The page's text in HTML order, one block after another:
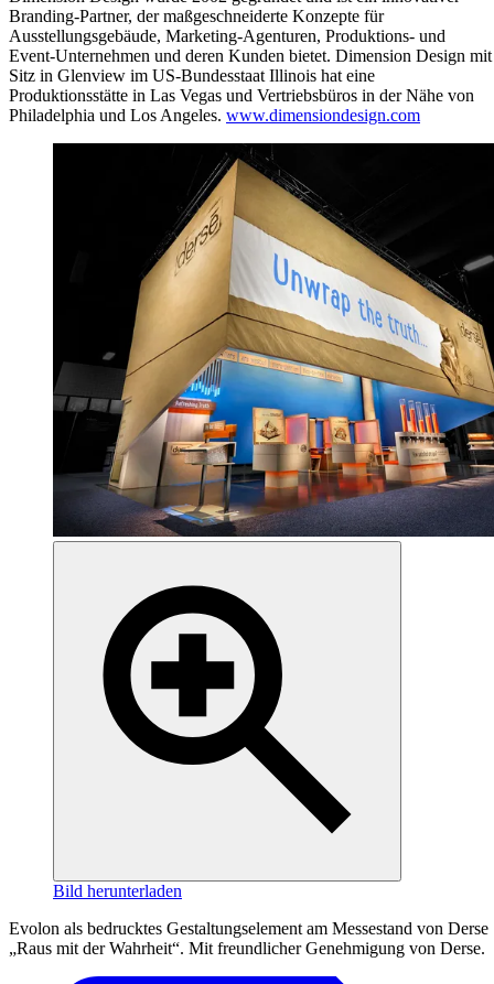
Branding-Partner, der maßgeschneiderte Konzepte für
Ausstellungsgebäude, Marketing-Agenturen, Produktions- und
Event-Unternehmen und deren Kunden bietet. Dimension Design mit
Sitz in Glenview im US-Bundesstaat Illinois hat eine
Produktionsstätte in Las Vegas und Vertriebsbüros in der Nähe von
Philadelphia und Los Angeles. www.dimensiondesign.com
Bild herunterladen
Evolon als bedrucktes Gestaltungselement am Messestand von Derse
„Raus mit der Wahrheit“. Mit freundlicher Genehmigung von Derse.